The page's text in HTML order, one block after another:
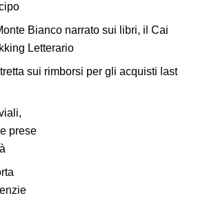
Bianco narrato sui libri, il Cai
Letterario
sui rimborsi per gli acquisti last
prese